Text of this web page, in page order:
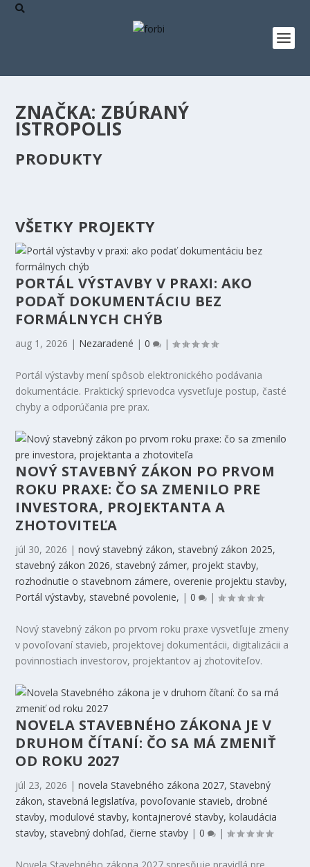
ZNAČKA: ZBÚRANÝ
ISTROPOLIS
PRODUKTY
VŠETKY PROJEKTY
PORTÁL VÝSTAVBY V PRAXI: AKO
PODAŤ DOKUMENTÁCIU BEZ
FORMÁLNYCH CHÝB
aug 1, 2026 | Nezaradené |0 |
Portál výstavby mení spôsob elektronického podávania
dokumentácie. Praktický sprievodca vysvetľuje postup, časté
chyby a odporúčania pre prax.
NOVÝ STAVEBNÝ ZÁKON PO PRVOM
ROKU PRAXE: ČO SA ZMENILO PRE
INVESTORA, PROJEKTANTA A
ZHOTOVITEĽA
júl 30, 2026 |nový stavebný zákon, stavebný zákon 2025,
stavebný zákon 2026, stavebný zámer, projekt stavby,
rozhodnutie o stavebnom zámere, overenie projektu stavby,
Portál výstavby, stavebné povolenie, |0 |
Nový stavebný zákon po prvom roku praxe vysvetľuje zmeny
v povoľovaní stavieb, projektovej dokumentácii, digitalizácii a
povinnostiach investorov, projektantov aj zhotoviteľov.
NOVELA STAVEBNÉHO ZÁKONA JE V
DRUHOM ČÍTANÍ: ČO SA MÁ ZMENIŤ
OD ROKU 2027
júl 23, 2026 |novela Stavebného zákona 2027, Stavebný
zákon, stavebná legislatíva, povoľovanie stavieb, drobné
stavby, modulové stavby, kontajnerové stavby, kolaudácia
stavby, stavebný dohľad, čierne stavby |0 |